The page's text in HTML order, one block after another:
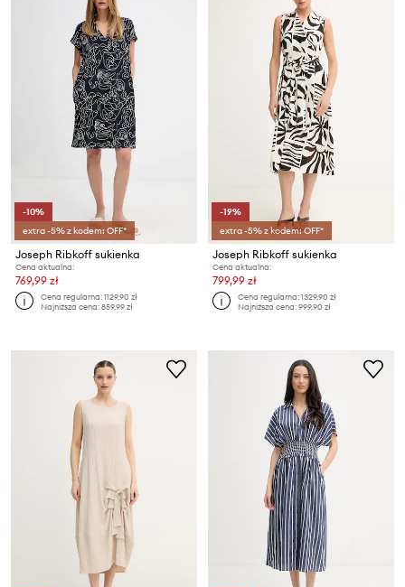
-10%
extra -5% z kodem: OFF*
Joseph Ribkoff sukienka
Cena aktualna:
769,99 zł
Cena regularna:1129,90 zł
Najniższa cena:859,99 zł
-19%
extra -5% z kodem: OFF*
Joseph Ribkoff sukienka
Cena aktualna:
799,99 zł
Cena regularna:1329,90 zł
Najniższa cena:999,90 zł